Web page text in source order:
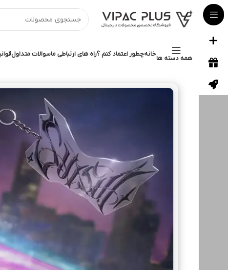
همه دسته ها
خانهچطور اعتماد کنم ؟راه های ارتباطی ماسوالات متداول